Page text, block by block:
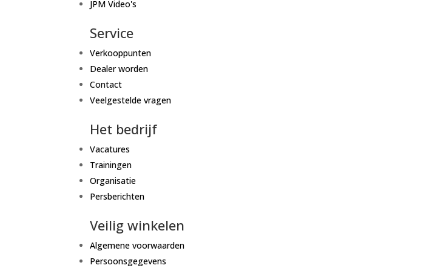
JPM Video's
Service
Verkooppunten
Dealer worden
Contact
Veelgestelde vragen
Het bedrijf
Vacatures
Trainingen
Organisatie
Persberichten
Veilig winkelen
Algemene voorwaarden
Persoonsgegevens